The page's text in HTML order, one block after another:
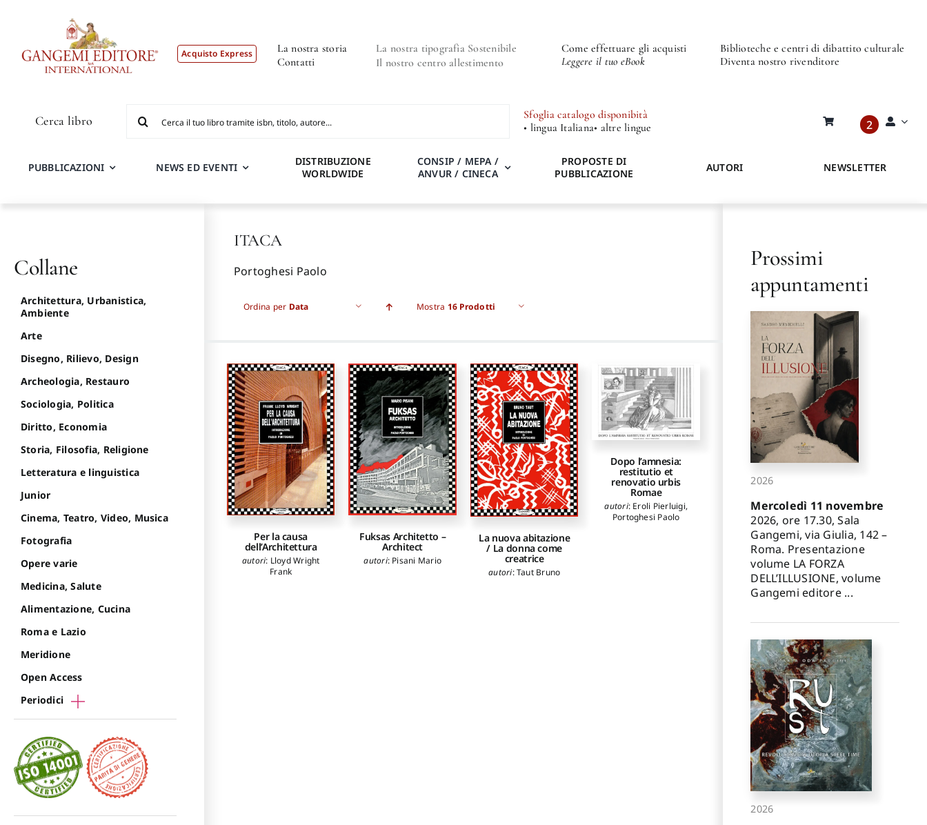
Acquisto Express
La nostra storia
Contatti
La nostra tipografia Sostenibile
Il nostro centro allestimento
Come effettuare gli acquisti
Leggere il tuo eBook
Biblioteche e centri di dibattito culturale
Diventa nostro rivenditore
Cerca libro
per:
Sfoglia catalogo disponibità
• lingua Italiana• altre lingue 2
PUBBLICAZIONI NEWS ED EVENTI
DISTRIBUZIONE
WORLDWIDE
CONSIP / MEPA /
ANVUR / CINECA
PROPOSTE DI
PUBBLICAZIONE
AUTORI NEWSLETTER
ITACA
Portoghesi Paolo
Ordina per Data Mostra 16 Prodotti
Per la causa
dell’Architettura
autori: Lloyd Wright
Frank
Fuksas Architetto –
Architect
autori: Pisani Mario
La nuova abitazione
/ La donna come
creatrice
autori:Taut Bruno
Dopo l’amnesia:
restitutio et
renovatio urbis
Romae
autori: Eroli Pierluigi,
Portoghesi Paolo
Collane
Architettura, Urbanistica,
Ambiente
Arte
Disegno, Rilievo, Design
Archeologia, Restauro
Sociologia, Politica
Diritto, Economia
Storia, Filosofia, Religione
Letteratura e linguistica
Junior
Cinema, Teatro, Video, Musica
Fotografia
Opere varie
Medicina, Salute
Alimentazione, Cucina
Roma e Lazio
Meridione
Open Access
Periodici
Prossimi
appuntamenti
2026
Mercoledì 11 novembre
2026, ore 17.30, Sala
Gangemi, via Giulia, 142 –
Roma. Presentazione
volume LA FORZA
DELL’ILLUSIONE, volume
Gangemi editore ...
2026